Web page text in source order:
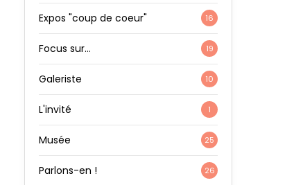
Expos "coup de coeur" 16
Focus sur… 19
Galeriste 10
L'invité 1
Musée 25
Parlons-en ! 26